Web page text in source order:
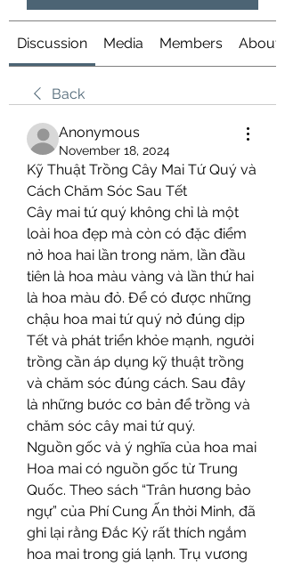
Discussion Media Members About
Back
Anonymous
November 18, 2024
Kỹ Thuật Trồng Cây Mai Tứ Quý và
Cách Chăm Sóc Sau Tết
Cây mai tứ quý không chỉ là một
loài hoa đẹp mà còn có đặc điểm
nở hoa hai lần trong năm, lần đầu
tiên là hoa màu vàng và lần thứ hai
là hoa màu đỏ. Để có được những
chậu hoa mai tứ quý nở đúng dịp
Tết và phát triển khỏe mạnh, người
trồng cần áp dụng kỹ thuật trồng
và chăm sóc đúng cách. Sau đây
là những bước cơ bản để trồng và
chăm sóc cây mai tứ quý.
Nguồn gốc và ý nghĩa của hoa mai
Hoa mai có nguồn gốc từ Trung
Quốc. Theo sách “Trân hương bảo
ngự” của Phí Cung Ấn thời Minh, đã
ghi lại rằng Đắc Kỷ rất thích ngắm
hoa mai trong giá lạnh. Trụ vương